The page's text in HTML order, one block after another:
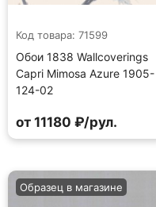
Код товара: 71599
Обои 1838 Wallcoverings
Capri Mimosa Azure 1905-
124-02
от 11180 ₽/рул.
Образец в магазине